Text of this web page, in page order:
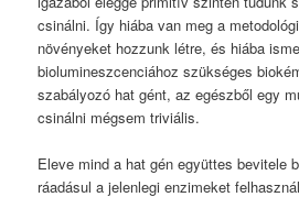
csinálni. Így hiába van meg a
növényeket hozzunk létre, és hiába
biolumineszcenciához szükséges
szabályozó hat gént, az egészből egy
csinálni mégsem triviális.
Eleve mind a hat gén együttes bevitele
ráadásul a jelenlegi enzimeket